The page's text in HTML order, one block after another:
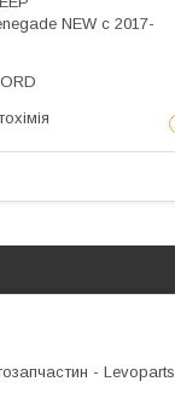
NEW с 2017-
- Levoparts